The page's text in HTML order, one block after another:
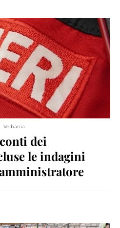
Verbania
dei
le indagini